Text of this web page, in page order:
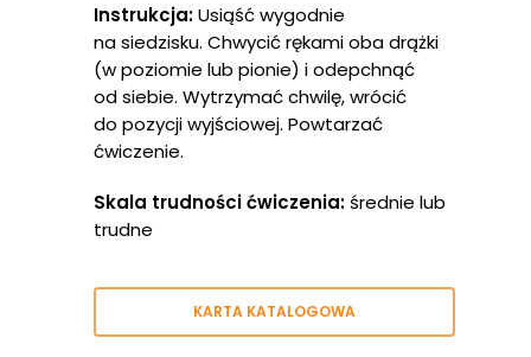
Instrukcja:Usiąść wygodnie
na siedzisku. Chwycić rękami oba drążki
(w poziomie lub pionie) i odepchnąć
od siebie. Wytrzymać chwilę, wrócić
do pozycji wyjściowej. Powtarzać
ćwiczenie.
Skala trudności ćwiczenia:średnie lub
trudne
KARTA KATALOGOWA